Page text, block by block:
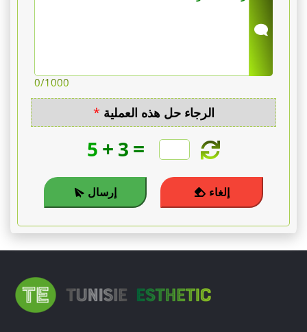
الفخذان)
3
0/1000
* الرجاء حل هذه العملية
5 + 3 =
إلغاء إرسال